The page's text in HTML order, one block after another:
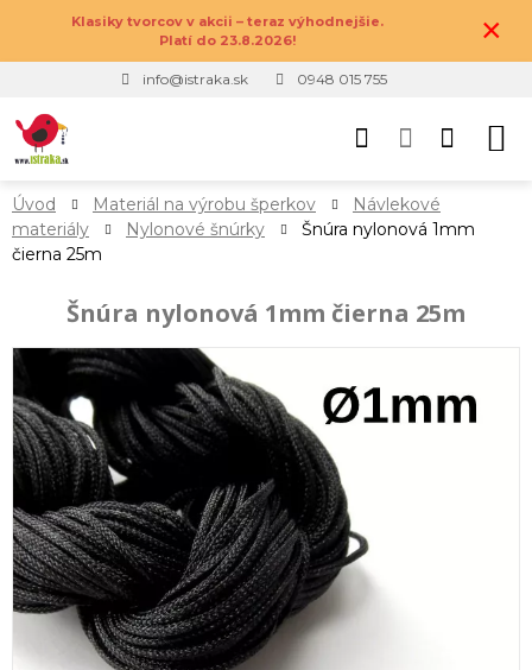
Klasiky tvorcov v akcii – teraz výhodnejšie.
Platí do 23.8.2026!
×
info@istraka.sk 0948 015 755
Úvod Materiál na výrobu šperkov
Návlekové
materiály
Nylonové šnúrky
Šnúra nylonová 1mm
čierna 25m
Šnúra nylonová 1mm čierna 25m